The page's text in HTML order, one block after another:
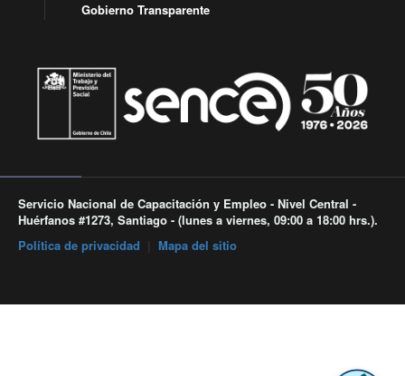
Gobierno Transparente
Servicio Nacional de Capacitación y Empleo - Nivel Central -
Huérfanos #1273, Santiago - (lunes a viernes, 09:00 a 18:00 hrs.).
Política de privacidad
Mapa del sitio